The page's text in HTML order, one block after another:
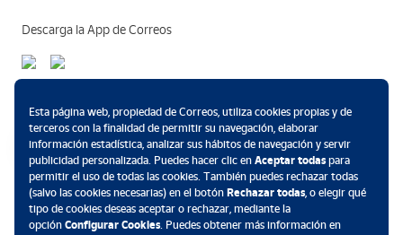
Descarga la App de Correos
Esta página web, propiedad de Correos, utiliza cookies propias y de
terceros con la finalidad de permitir su navegación, elaborar
información estadística, analizar sus hábitos de navegación y servir
publicidad personalizada. Puedes hacer clic en Aceptar todaspara
permitir el uso de todas las cookies. También puedes rechazar todas
(salvo las cookies necesarias) en el botón Rechazar todas, o elegir qué
tipo de cookies deseas aceptar o rechazar, mediante la
opción Configurar Cookies. Puedes obtener más información en